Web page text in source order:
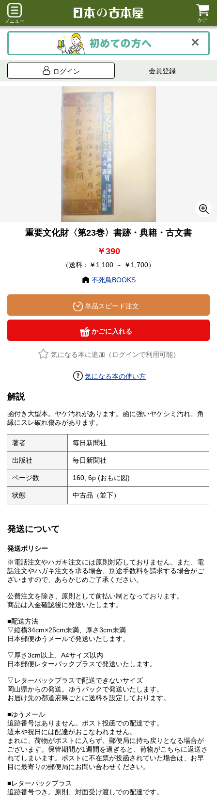
メニュー かご
ログイン 会員登録
重要文化財〈第23巻〉書跡・典籍・古文書
￥390
（送料：￥1,100 ～ ￥1,700）
不死鳥BOOKS
単品スピード注文
かごに入れる
気になる本に追加（ログインで利用可能）
気になる本の使い方
解説
函付き大型本。ヤケ汚れがあります。函に強いヤケシミ汚れ、角
縁にスレ破れ傷みがあります。
著者 毎日新聞社
出版社 毎日新聞社
ページ数 160, 6p (おもに図)
状態 中古品（並下）
発送について
発送ポリシー
※電話注文やハガキ注文には原則対応しておりません。また、電
話注文やハガキ注文を承る場合、別途手数料を請求する場合がご
ざいますので、あらかじめご了承ください。
公費注文を除き、原則として前払い制となっております。
商品は入金確認後に発送いたします。
■配送方法
▽縦横34cm×25cm未満、厚さ3cm未満
日本郵便ゆうメールで発送いたします。
▽厚さ3cm以上、A4サイズ以内
日本郵便レターパックプラスで発送いたします。
▽レターパックプラスで配送できないサイズ
岡山県からの発送。ゆうパックで発送いたします。
お届け先の都道府県ごとに送料を設定しております。
■ゆうメール
追跡番号はありません。ポスト投函での配達です。
週末や祝日には配達がおこなわれません。
まれに、荷物がポストに入らず、郵便局に持ち戻りとなる場合が
ございます。保管期間が1週間を過ぎると、荷物がこちらに返送さ
れてしまいます。ポストに不在票が投函されていた場合は、お早
目に最寄りの郵便局にお問い合わせください。
■レターパックプラス
追跡番号つき。原則、対面受け渡しでの配達です。